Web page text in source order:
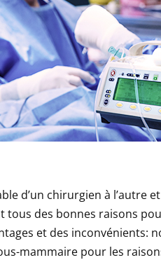
d’un chirurgien à l’autre
tous des bonnes raisons
et des inconvénients:
mammaire pour les